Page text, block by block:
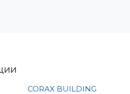
CORAX BUILDING